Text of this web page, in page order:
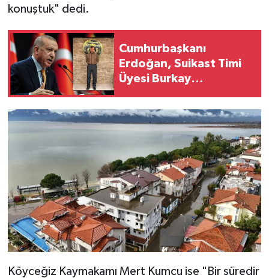
konuştuk" dedi.
Cumhurbaşkanı
Erdoğan, Suikast Timi
Üyesi Burkay
Oldu
Köyceğiz Kaymakamı Mert Kumcu ise "Bir süredir